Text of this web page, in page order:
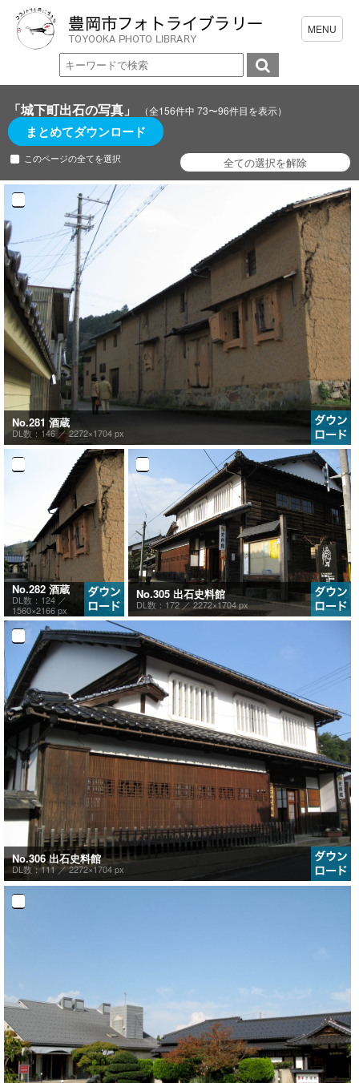
「城下町出石の写真」 （全156件中 73〜96件目を表示）
まとめてダウンロード
このページの全てを選択
No.281 酒蔵
DL数：146 ／2272×1704 px
No.282 酒蔵
DL数：124 ／
1560×2166 px
No.305 出石史料館
DL数：172 ／2272×1704 px
No.306 出石史料館
DL数：111 ／2272×1704 px